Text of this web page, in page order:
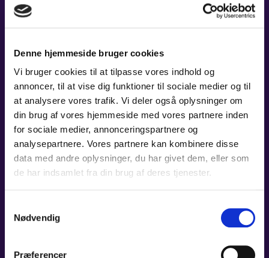
Denne hjemmeside bruger cookies
Vi bruger cookies til at tilpasse vores indhold og
annoncer, til at vise dig funktioner til sociale medier og til
at analysere vores trafik. Vi deler også oplysninger om
din brug af vores hjemmeside med vores partnere inden
for sociale medier, annonceringspartnere og
analysepartnere. Vores partnere kan kombinere disse
data med andre oplysninger, du har givet dem, eller som
de har indsamlet fra din brug af deres tjenester.
Nødvendig
Præferencer
MÁ VLAST &
RAKHMANINOVS 2.
KLAVERKONCERT
Tid: 19:00
Sted:Carl Nielsen Salen, Odense Koncerthus
Pris:A: 415 kr. - B: 365 kr. - C: 315 kr. / Stud. og unge t/m 29 år: 115 kr.
LÆS MERE